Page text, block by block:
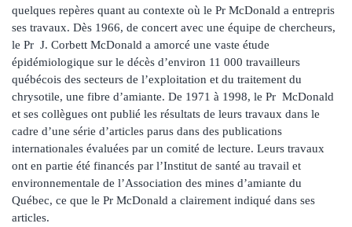
quelques repères quant au contexte où le Pr McDonald a entrepris
ses travaux. Dès 1966, de concert avec une équipe de chercheurs,
le Pr J. Corbett McDonald a amorcé une vaste étude
épidémiologique sur le décès d’environ 11 000 travailleurs
québécois des secteurs de l’exploitation et du traitement du
chrysotile, une fibre d’amiante. De 1971 à 1998, le Pr McDonald
et ses collègues ont publié les résultats de leurs travaux dans le
cadre d’une série d’articles parus dans des publications
internationales évaluées par un comité de lecture. Leurs travaux
ont en partie été financés par l’Institut de santé au travail et
environnementale de l’Association des mines d’amiante du
Québec, ce que le Pr McDonald a clairement indiqué dans ses
articles.